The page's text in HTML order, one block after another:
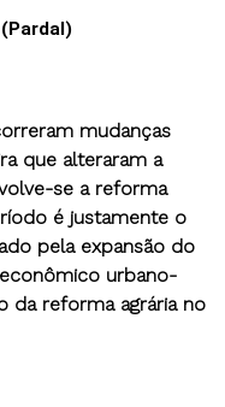
mudanças
que alteraram a
se a reforma
é justamente o
pela expansão do
urbano-
da reforma agrária no